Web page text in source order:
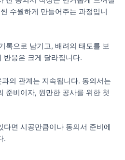
수월하게 만들어주는 과정입니
록으로 남기고, 배려의 태도를 보
반응은 크게 달라집니다.
의 관계는 지속됩니다. 동의서는
준비이자, 원만한 공사를 위한 첫
다면 시공만큼이나 동의서 준비에
.